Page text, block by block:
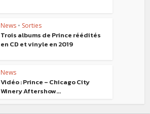
News • Sorties
Trois albums de Prince réédités
en CD et vinyle en 2019
News
Vidéo : Prince – Chicago City
Winery Aftershow...